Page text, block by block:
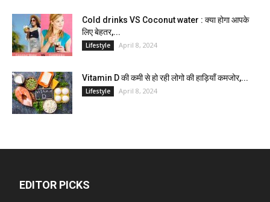
Cold drinks VS Coconut water : क्या होगा आपके
लिए बेहतर,...
Lifestyle April 8, 2024
Vitamin D की कमी से हो रही लोगो की हाड़ियाँ कमजोर,...
Lifestyle April 8, 2024
EDITOR PICKS